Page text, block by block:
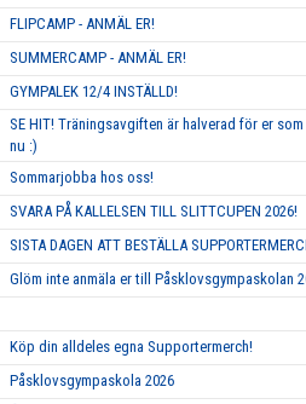
FLIPCAMP - ANMÄL ER!
SUMMERCAMP - ANMÄL ER!
GYMPALEK 12/4 INSTÄLLD!
SE HIT! Träningsavgiften är halverad för er
nu :)
Sommarjobba hos oss!
SVARA PÅ KALLELSEN TILL SLITTCUPEN 2026!
SISTA DAGEN ATT BESTÄLLA
Glöm inte anmäla er till Påsklovsgympaskolan
Köp din alldeles egna Supportermerch!
Påsklovsgympaskola 2026